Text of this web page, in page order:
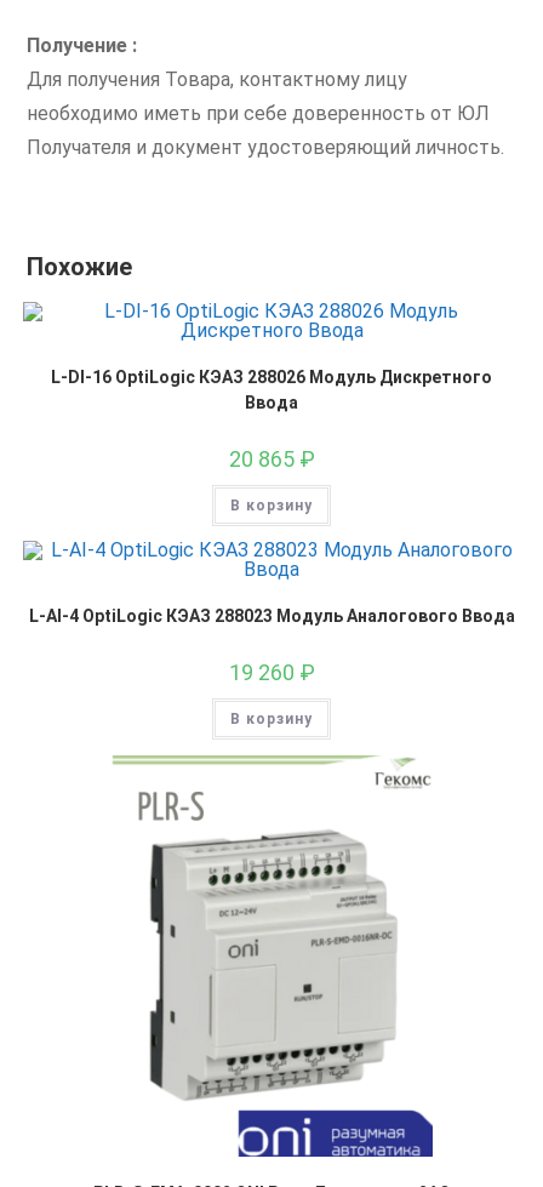
Получение :
Для получения Товара, контактному лицу
необходимо иметь при себе доверенность от ЮЛ
Получателя и документ удостоверяющий личность.
Похожие
L-DI-16 OptiLogic КЭАЗ 288026 Модуль Дискретного
Ввода
20 865 ₽
В корзину
L-AI-4 OptiLogic КЭАЗ 288023 Модуль Аналогового Ввода
19 260 ₽
В корзину